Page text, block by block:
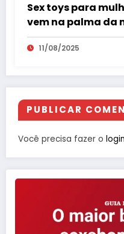
Sex toys para
vem na palma da
11/08/2025
PUBLICAR
Você precisa fazer o login